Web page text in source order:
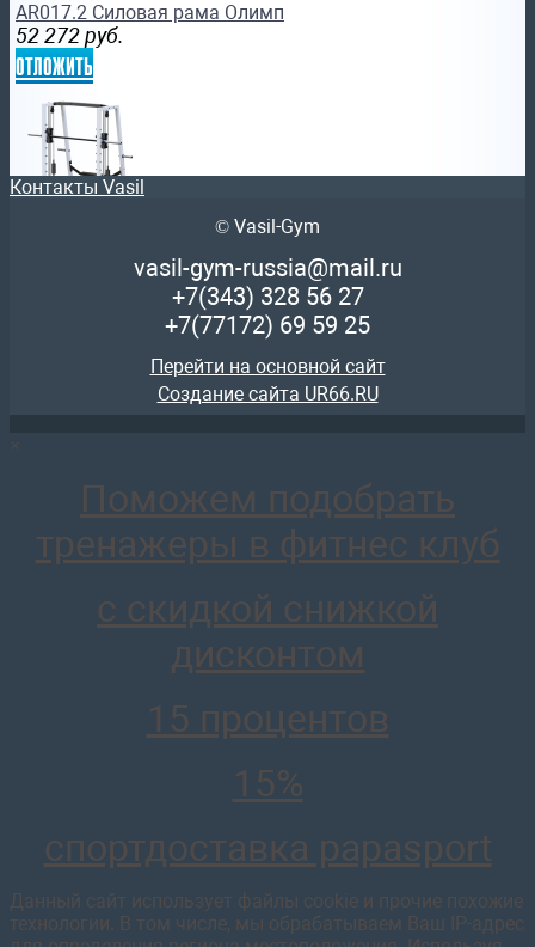
AR017.2 Силовая рама Олимп
52 272 руб.
отложить
AR033.1 Машина Смитта - Олимп
отложить
AR020 Т-тяга классическая
Контакты Vasil
© Vasil-Gym
vasil-gym-russia@mail.ru
+7(343) 328 56 27
+7(77172) 69 59 25
Перейти на основной сайт
Создание сайта UR66.RU
×
Поможем подобрать
тренажеры в фитнес клуб
с скидкой снижкой
дисконтом
15 процентов
15%
спортдоставка papasport
Данный сайт использует файлы cookie и прочие похожие
технологии. В том числе, мы обрабатываем Ваш IP-адрес